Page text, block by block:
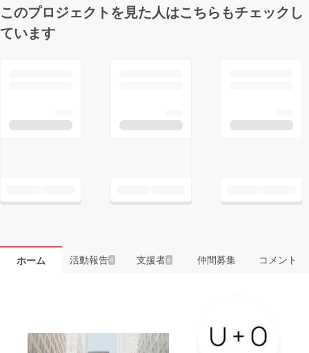
このプロジェクトを見た人はこちらもチェックし
ています
ホーム 活動報告4 支援者8 仲間募集 コメント